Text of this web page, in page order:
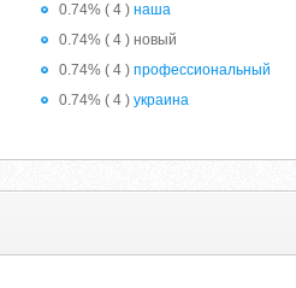
0.74% ( 4 ) наша
0.74% ( 4 ) новый
0.74% ( 4 ) профессиональный
0.74% ( 4 ) украина